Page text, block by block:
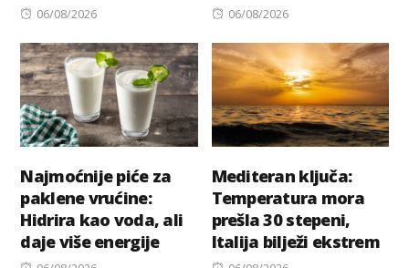
Posted
06/08/2026
Posted
06/08/2026
Najmoćnije piće za
paklene vrućine:
Hidrira kao voda, ali
daje više energije
Mediteran ključa:
Temperatura mora
prešla 30 stepeni,
Italija bilježi ekstrem